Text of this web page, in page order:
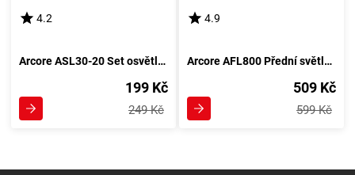
4.2
Arcore ASL30-20 Set osvětlení, černá
199 Kč
249 Kč
4.9
Arcore AFL800 Přední světlo, černá
509 Kč
599 Kč